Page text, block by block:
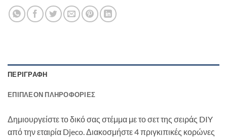
ΠΕΡΙΓΡΑΦΉ
ΕΠΙΠΛΈΟΝ ΠΛΗΡΟΦΟΡΊΕΣ
Δημιουργείστε το δικό σας στέμμα με το σετ της σειράς DIY
από την εταιρία Djeco. Διακοσμήστε 4 πριγκιπικές κορώνες